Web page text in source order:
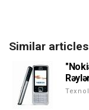
Similar articles